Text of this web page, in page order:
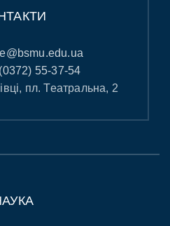
(0372) 55-37-54
пл. Театральна, 2